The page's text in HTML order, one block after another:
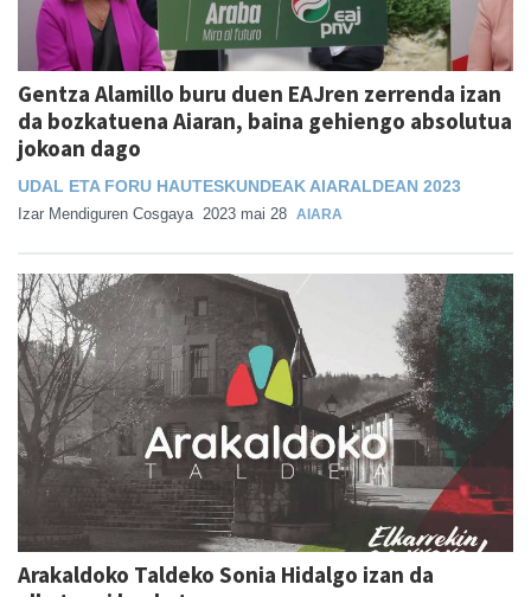
Gentza Alamillo buru duen EAJren zerrenda izan
da bozkatuena Aiaran, baina gehiengo absolutua
jokoan dago
UDAL ETA FORU HAUTESKUNDEAK AIARALDEAN 2023
Izar Mendiguren Cosgaya 2023 mai 28 AIARA
Arakaldoko Taldeko Sonia Hidalgo izan da